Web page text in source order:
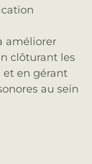
améliorer
clôturant les
et en gérant
au sein